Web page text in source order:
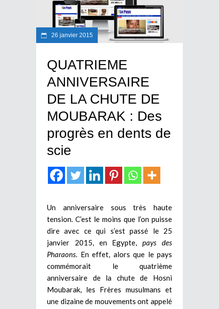
26 janvier 2015
QUATRIEME
ANNIVERSAIRE
DE LA CHUTE DE
MOUBARAK : Des
progrès en dents de
scie
Un anniversaire sous très haute
tension. C’est le moins que l’on puisse
dire avec ce qui s’est passé le 25
janvier 2015, en Egypte,pays des
Pharaons . En effet, alors que le pays
commémorait le quatrième
anniversaire de la chute de Hosni
Moubarak, les Frères musulmans et
une dizaine de mouvements ont appelé